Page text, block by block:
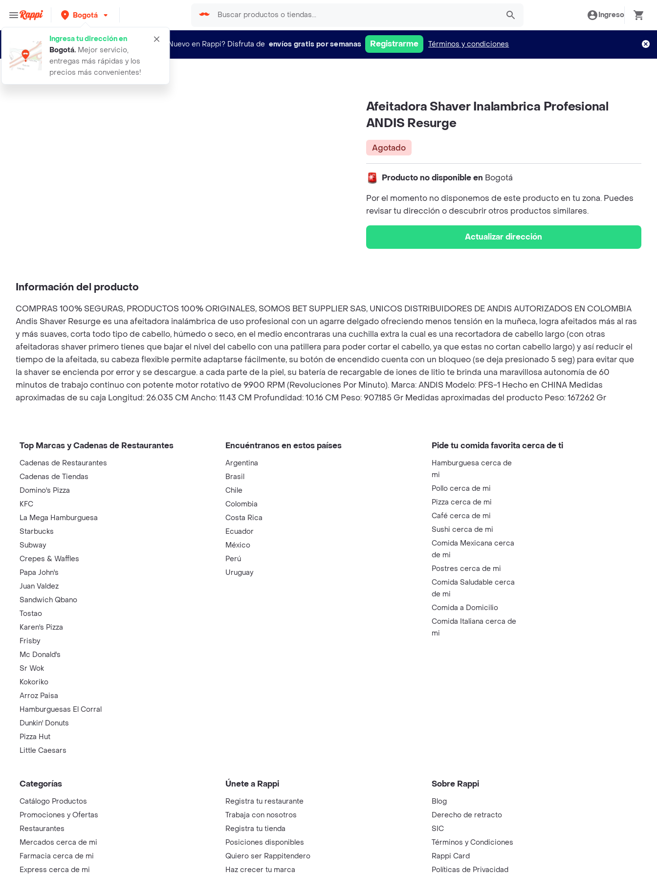
Bogotá
Ingresa tu dirección en
Bogotá. Mejor servicio,
entregas más rápidas y los
precios más convenientes!
Ingreso
¿Nuevo en Rappi? Disfruta de envíos gratis por semanas Registrarme Términos y condiciones
afeitadora shaver inalambrica profe
Afeitadora Shaver Inalambrica Profesional
ANDIS Resurge
Agotado
Producto no disponible en Bogotá
Por el momento no disponemos de este producto en tu zona. Puedes
revisar tu dirección o descubrir otros productos similares.
Actualizar dirección
Información del producto
COMPRAS 100% SEGURAS, PRODUCTOS 100% ORIGINALES, SOMOS BET SUPPLIER SAS, UNICOS DISTRIBUIDORES DE ANDIS AUTORIZADOS EN COLOMBIA
Andis Shaver Resurge es una afeitadora inalámbrica de uso profesional con un agarre delgado ofreciendo menos tensión en la muñeca, logra afeitados más al ras
y más suaves, corta todo tipo de cabello, húmedo o seco, en el medio encontraras una cuchilla extra la cual es una recortadora de cabello largo (con otras
afeitadoras shaver primero tienes que bajar el nivel del cabello con una patillera para poder cortar el cabello, ya que estas no cortan cabello largo) y así reducir el
tiempo de la afeitada, su cabeza flexible permite adaptarse fácilmente, su botón de encendido cuenta con un bloqueo (se deja presionado 5 seg) para evitar que
la shaver se encienda por error y se descargue. a cada parte de la piel, su batería de recargable de iones de litio te brinda una maravillosa autonomía de 60
minutos de trabajo continuo con potente motor rotativo de 9.900 RPM (Revoluciones Por Minuto). Marca: ANDIS Modelo: PFS-1 Hecho en CHINA Medidas
aproximadas de su caja Longitud: 26.035 CM Ancho: 11.43 CM Profundidad: 10.16 CM Peso: 907.185 Gr Medidas aproximadas del producto Peso: 167.262 Gr
Top Marcas y Cadenas de Restaurantes
Cadenas de Restaurantes
Cadenas de Tiendas
Domino's Pizza
KFC
La Mega Hamburguesa
Starbucks
Subway
Crepes & Waffles
Papa John's
Juan Valdez
Sandwich Qbano
Tostao
Karen's Pizza
Frisby
Mc Donald's
Sr Wok
Kokoriko
Arroz Paisa
Hamburguesas El Corral
Dunkin' Donuts
Pizza Hut
Little Caesars
Encuéntranos en estos países
Argentina
Brasil
Chile
Colombia
Costa Rica
Ecuador
México
Perú
Uruguay
Pide tu comida favorita cerca de ti
Hamburguesa cerca de
mi
Pollo cerca de mi
Pizza cerca de mi
Café cerca de mi
Sushi cerca de mi
Comida Mexicana cerca
de mi
Postres cerca de mi
Comida Saludable cerca
de mi
Comida a Domicilio
Comida Italiana cerca de
mi
Categorías
Catálogo Productos
Promociones y Ofertas
Restaurantes
Mercados cerca de mi
Farmacia cerca de mi
Express cerca de mi
Únete a Rappi
Registra tu restaurante
Trabaja con nosotros
Registra tu tienda
Posiciones disponibles
Quiero ser Rappitendero
Haz crecer tu marca
Sobre Rappi
Blog
Derecho de retracto
SIC
Términos y Condiciones
Rappi Card
Políticas de Privacidad